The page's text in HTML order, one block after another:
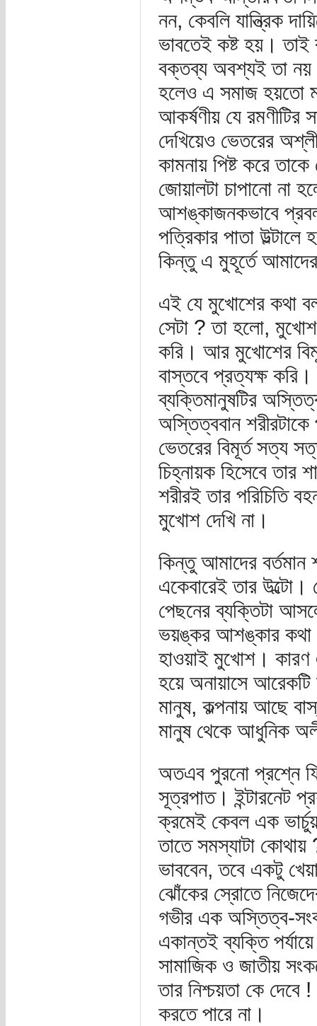
নন, কেবলি যান্ত্রিক
ভাবতেই কষ্ট হয়। তাই
বক্তব্য অবশ্যই তা
হলেও এ সমাজ হয়তো
আকর্ষণীয় যে রমণীটির
দেখিয়েও ভেতরের
কামনায় পিষ্ট করে
জোয়ালটা চাপানো না
আশঙ্কাজনকভাবে
পত্রিকার পাতা
কিন্তু এ মুহূর্তে
এই যে মুখোশের কথা
সেটা ? তা হলো,
করি। আর মুখোশের
বাস্তবে প্রত্যক্ষ
ব্যক্তিমানুষটির
অস্তিত্ববান শরীরটাকে
ভেতরের বিমূর্ত সত্য
চিহ্নায়ক হিসেবে তার
শরীরই তার পরিচিতি
মুখোশ দেখি না।
কিন্তু আমাদের বর্তমান
একেবারেই তার
পেছনের ব্যক্তিটা
ভয়ঙ্কর আশঙ্কার কথা
হাওয়াই মুখোশ। কারণ
হয়ে অনায়াসে
মানুষ, কল্পনায় আছে
মানুষ থেকে আধুনিক
অতএব পুরনো প্রশ্নে
সূত্রপাত। ইন্টারনেট
ক্রমেই কেবল এক
তাতে সমস্যাটা
ভাববেন, তবে একটু
ঝোঁকের স্রোতে
গভীর এক অস্তিত্ব-
একান্তই ব্যক্তি
সামাজিক ও জাতীয়
তার নিশ্চয়তা কে দেবে
করতে পারে না।